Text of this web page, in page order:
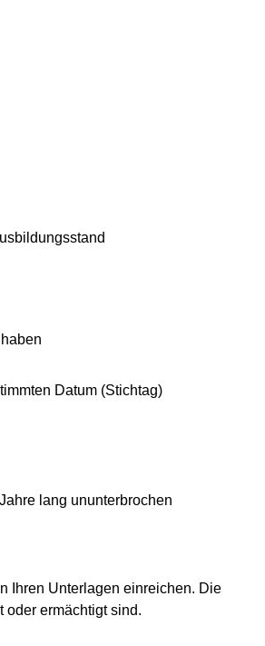
Datum (Stichtag)
lang ununterbrochen
Ihren Unterlagen einreichen. Die
oder ermächtigt sind.